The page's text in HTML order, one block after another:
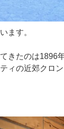
ます。
きたのは1896
ィの近郊クロ